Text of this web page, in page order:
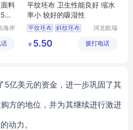
料
海岸
平纹坯布 卫生性能良好 缩水
率小 较好的吸湿性
平纹坯布 斜纹坯布
涤棉9010
河北欧瑞
有限公司
￥ 5.50 拨打电话
5亿美元的资金 ，进一步巩固了其
方的地位，并为其继续进行激进
动力。